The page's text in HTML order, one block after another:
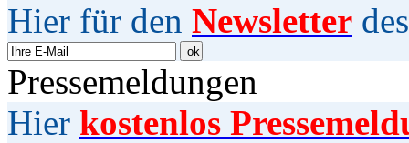
Hier für den Newsletter
Pressemeldungen
Hier kostenlos